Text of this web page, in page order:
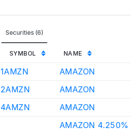
Securities (6)
SYMBOL NAME
1AMZN AMAZON
2AMZN
AMAZON
4AMZN
AMAZON
AMAZON 4.250%